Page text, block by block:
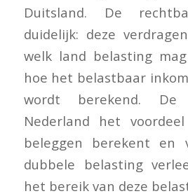
Duitsland. De
duidelijk: deze
welk land belasting
hoe het belastbaar
wordt berekend. De
Nederland het
beleggen berekent en
dubbele belasting
het bereik van deze